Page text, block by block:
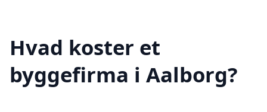
Hvad koster et
byggefirma i Aalborg?